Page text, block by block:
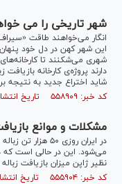
شهر تاریخی را می
انگار می‌خواهند طاقت
این شهر کهن در دل خود
شهری می‌شکنند تا
دارند پروژه‌ی کارخانه
شاید اختراع جدید به نتیجه
کد خبر: ۵۵۸۹۰۹ تاریخ انتشار : ۱۳۹۸/۰۷/۲۳
مشکلات و موانع
می‌شود. این در حالی است که
نظیر ژاپن میزان بازیافت
کد خبر: ۵۵۵۹۰۴ تاریخ انتشار : ۱۳۹۸/۰۷/۱۴